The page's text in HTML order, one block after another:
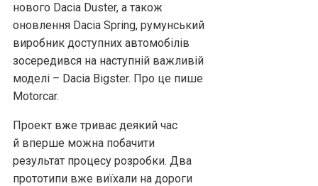
нового Dacia Duster, а також
оновлення Dacia Spring, румунський
виробник доступних автомобілів
зосередився на наступній важливій
моделі – Dacia Bigster. Про це пише
Motorcar.
Проект вже триває деякий час
й вперше можна побачити
результат процесу розробки. Два
прототипи вже виїхали на дороги